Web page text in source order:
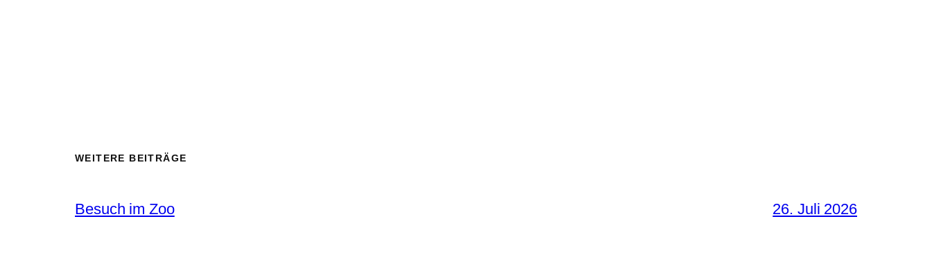
WEITERE BEITRÄGE
Besuch im Zoo 26. Juli 2026